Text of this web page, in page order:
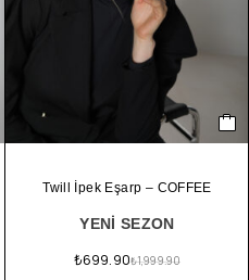
Twill İpek Eşarp – COFFEE
YENİ SEZON
₺1,999.90
₺699.90